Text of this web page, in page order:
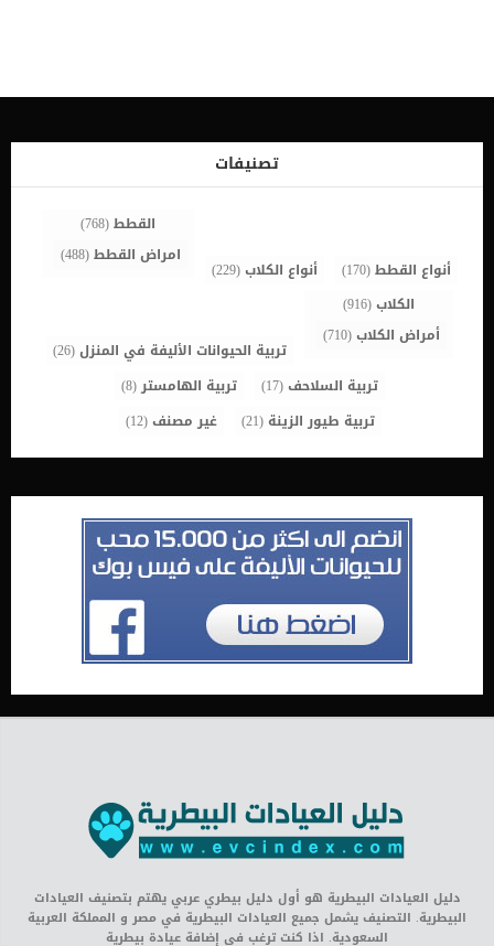
إلى الرئة. كما ان هذه الحالة لا تؤثر على الكلاب فقط بل تم تسجيل حالات
تعب سعال قلة الشهية صعوبة مفاجئة في التنفس عدم القدرة على النوم
أو الراحة زيادة معدل التنفس بصق الدم لثة شاحبة او زرقاء اللون اقرأ
ايضا: كيفية اخذ العينة من […]
تصنيفات
أنواع القطط(170) أنواع الكلاب(229)
القطط(768)
امراض القطط(488)
الكلاب(916)
أمراض الكلاب(710)
تربية الحيوانات الأليفة في المنزل(26)
تربية السلاحف(17) تربية الهامستر(8)
تربية طيور الزينة (21) غير مصنف(12)
دليل العيادات البيطرية هو أول دليل بيطري عربي يهتم بتصنيف العيادات
البيطرية. التصنيف يشمل جميع العيادات البيطرية في مصر و المملكة العربية
السعودية. اذا كنت ترغب في إضافة عيادة بيطرية